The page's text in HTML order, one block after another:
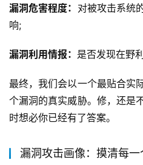
漏洞危害程度： 对被攻击系统
响;
漏洞利用情报： 是否发现在野
最终，我们会以一个最贴合实
个漏洞的真实威胁。修，还是
时想必你已经有了答案。
漏洞攻击画像：摸清每一